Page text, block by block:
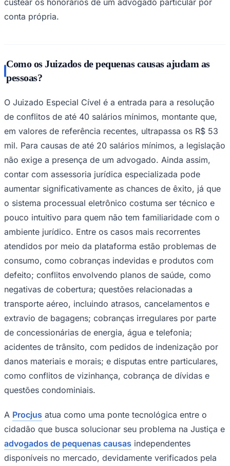
São Paulo
Santos
conta própria.
Como os Juizados de pequenas causas ajudam as
pessoas?
O Juizado Especial Cível é a entrada para a resolução
de conflitos de até 40 salários mínimos, montante que,
em valores de referência recentes, ultrapassa os R$ 53
mil. Para causas de até 20 salários mínimos, a legislação
não exige a presença de um advogado. Ainda assim,
contar com assessoria jurídica especializada pode
aumentar significativamente as chances de êxito, já que
o sistema processual eletrônico costuma ser técnico e
pouco intuitivo para quem não tem familiaridade com o
ambiente jurídico. Entre os casos mais recorrentes
atendidos por meio da plataforma estão problemas de
consumo, como cobranças indevidas e produtos com
defeito; conflitos envolvendo planos de saúde, como
negativas de cobertura; questões relacionadas a
transporte aéreo, incluindo atrasos, cancelamentos e
extravio de bagagens; cobranças irregulares por parte
de concessionárias de energia, água e telefonia;
acidentes de trânsito, com pedidos de indenização por
danos materiais e morais; e disputas entre particulares,
como conflitos de vizinhança, cobrança de dívidas e
questões condominiais.
A Procjus atua como uma ponte tecnológica entre o
cidadão que busca solucionar seu problema na Justiça e
advogados de pequenas causas independentes
disponíveis no mercado, devidamente verificados pela